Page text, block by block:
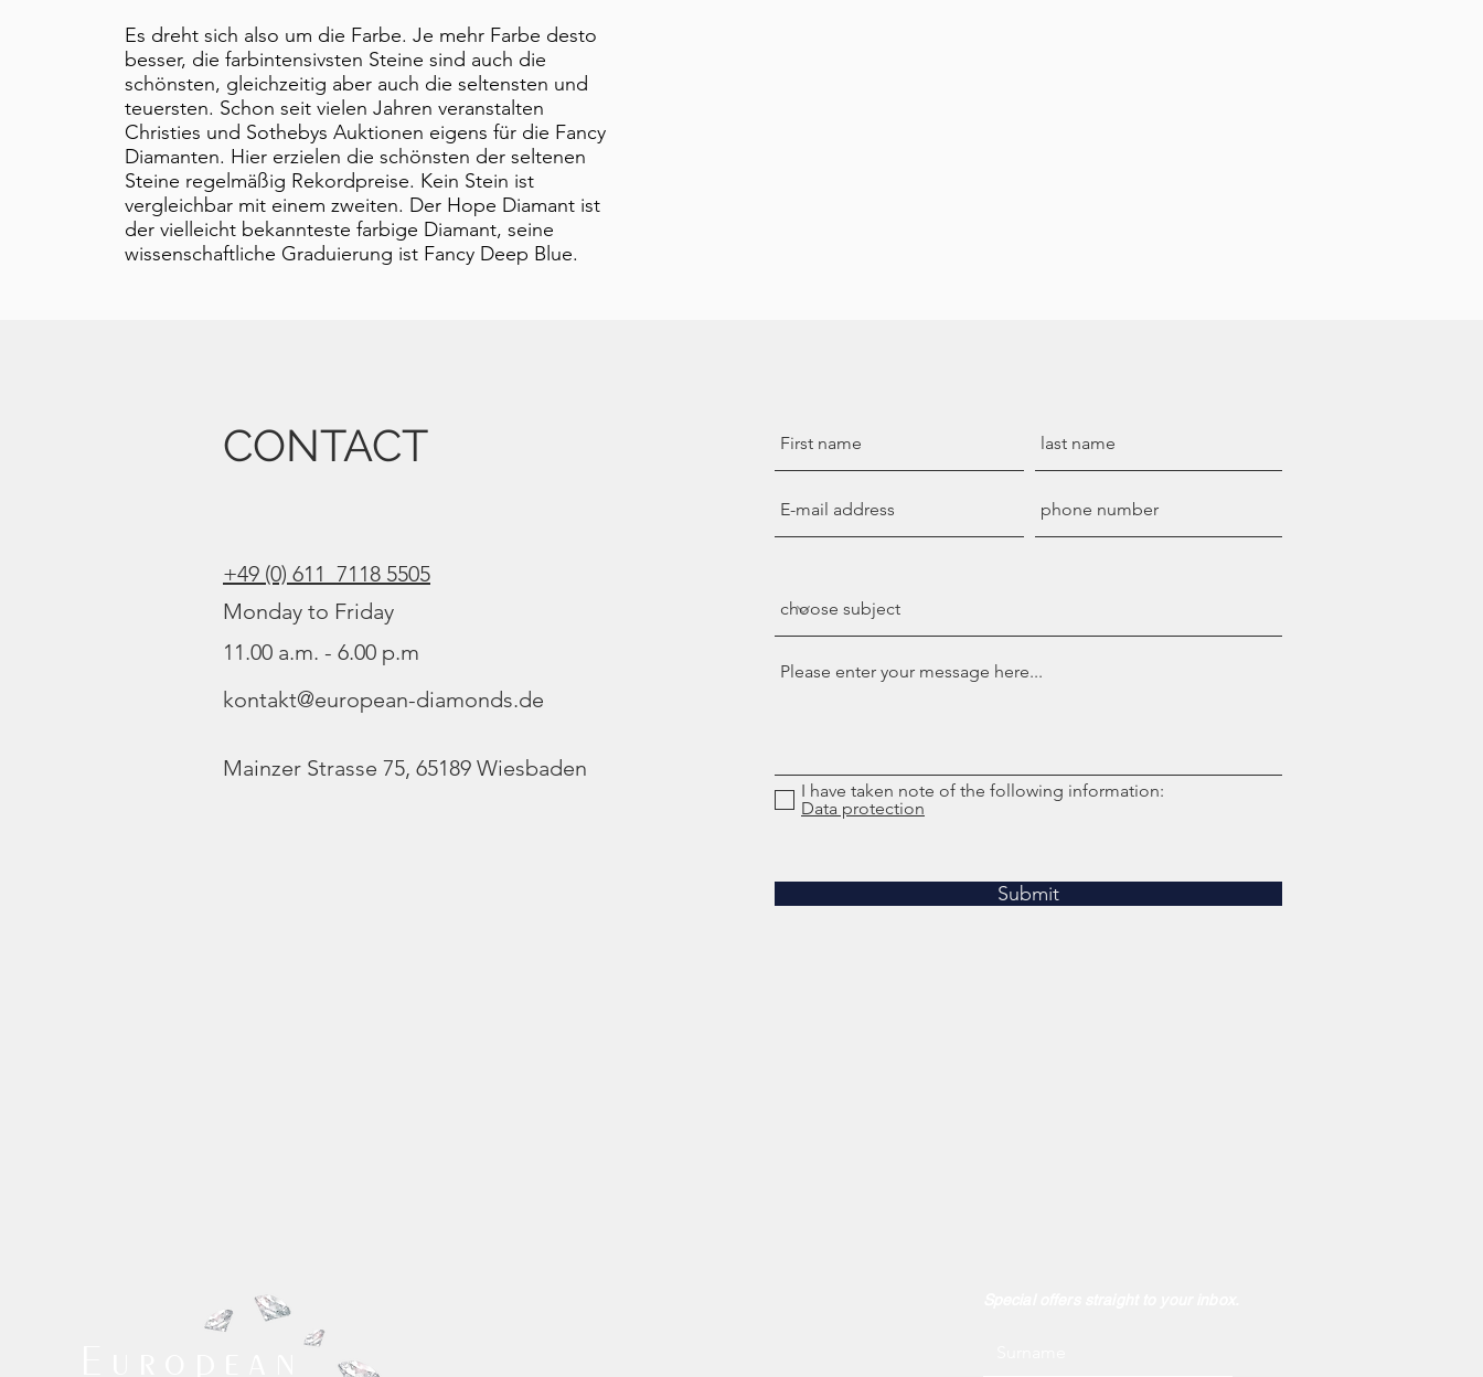
​Es dreht sich also um die Farbe. Je mehr Farbe desto
besser, die farbintensivsten Steine sind auch die
schönsten, gleichzeitig aber auch die seltensten und
teuersten. Schon seit vielen Jahren veranstalten
Christies und Sothebys Auktionen eigens für die Fancy
Diamanten. Hier erzielen die schönsten der seltenen
Steine regelmäßig Rekordpreise. Kein Stein ist
vergleichbar mit einem zweiten. Der Hope Diamant ist
der vielleicht bekannteste farbige Diamant, seine
wissenschaftliche Graduierung ist Fancy Deep Blue.
CONTACT
+49 (0) 611 7118 5505
Monday to Friday
11.00 a.m. - 6.00 p.m
kontakt@european-diamonds.de
Mainzer Strasse 75, 65189 Wiesbaden
I have taken note of the following information:
Data protection
Submit